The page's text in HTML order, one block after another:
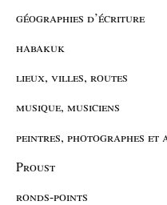
géographies d’écriture
habakuk
lieux, villes, routes
musique, musiciens
peintres, photographes et
Proust
ronds-points